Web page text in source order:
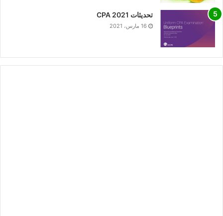
تحديثات CPA 2021
16 مارس، 2021